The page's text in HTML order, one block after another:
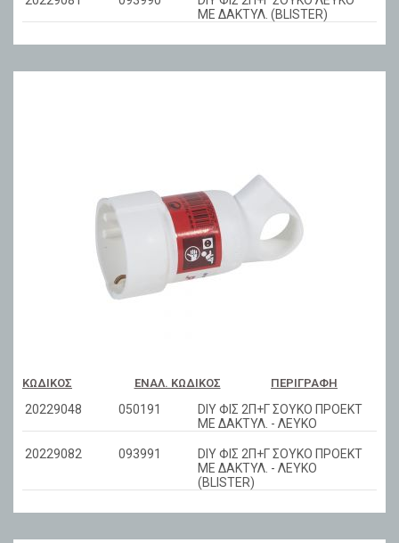
ΜΕ ΔΑΚΤΥΛ. (BLISTER)
ΚΩΔΙΚΌΣ ΕΝΑΛ. ΚΩΔΙΚΌΣ ΠΕΡΙΓΡΑΦΉ
20229048 050191
DIY ΦΙΣ 2Π+Γ ΣΟΥΚΟ ΠΡΟΕΚΤ
ΜΕ ΔΑΚΤΥΛ. - ΛΕΥΚΟ
20229082 093991
DIY ΦΙΣ 2Π+Γ ΣΟΥΚΟ ΠΡΟΕΚΤ
ΜΕ ΔΑΚΤΥΛ. - ΛΕΥΚΟ
(BLISTER)